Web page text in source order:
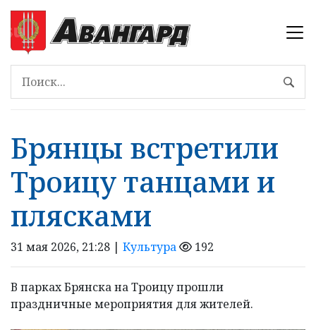
Брянцы встретили
Троицу танцами и
плясками
31 мая 2026, 21:28 | Культура 192
В парках Брянска на Троицу прошли
праздничные мероприятия для жителей.